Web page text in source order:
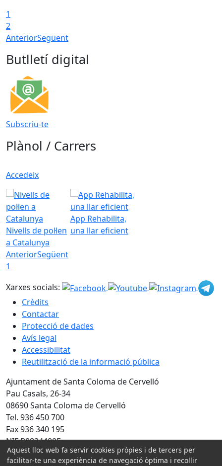
1
2
AnteriorSegüent
Butlletí digital
Subscriu-te
Plànol / Carrers
Accedeix
Nivells de pol·len
a Catalunya
App Rehabilita,
una llar eficient
AnteriorSegüent
1
Xarxes socials:
Crèdits
Contactar
Protecció de dades
Avís legal
Accessibilitat
Reutilització de la informació pública
Ajuntament de Santa Coloma de Cervelló
Pau Casals, 26-34
08690 Santa Coloma de Cervelló
Tel. 936 450 700
Fax 936 340 195
NIF P0824400F
Amb la col·laboració de:
Aquest lloc web fa servir cookies pròpies i de tercers per
facilitar-te una experiència de navegació òptima i recollir